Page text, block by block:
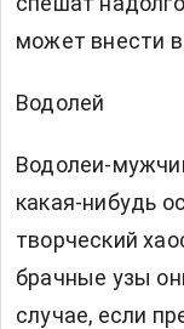
может внести в
Водолей
Водолеи-
какая-нибудь
творческий
брачные узы
случае, если